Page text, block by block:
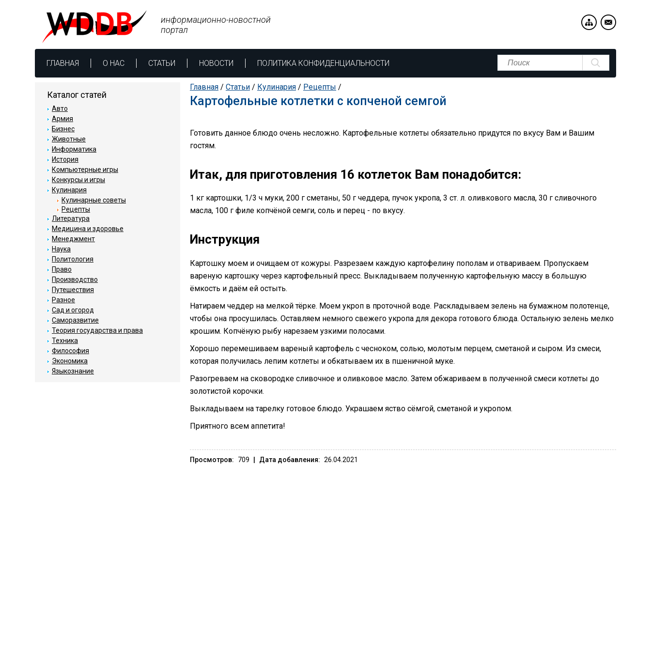
ГЛАВНАЯ О НАС СТАТЬИ НОВОСТИ ПОЛИТИКА КОНФИДЕНЦИАЛЬНОСТИ
информационно-новостной
портал
Главная / Статьи / Кулинария / Рецепты /
Картофельные котлетки с копченой семгой
Готовить данное блюдо очень несложно. Картофельные котлеты обязательно придутся по вкусу Вам и Вашим
гостям.
Итак, для приготовления 16 котлеток Вам понадобится:
1 кг картошки, 1/3 ч муки, 200 г сметаны, 50 г чеддера, пучок укропа, 3 ст. л. оливкового масла, 30 г сливочного
масла, 100 г филе копчёной семги, соль и перец - по вкусу.
Инструкция
Картошку моем и очищаем от кожуры. Разрезаем каждую картофелину пополам и отвариваем. Пропускаем
вареную картошку через картофельный пресс. Выкладываем полученную картофельную массу в большую
ёмкость и даём ей остыть.
Натираем чеддер на мелкой тёрке. Моем укроп в проточной воде. Раскладываем зелень на бумажном полотенце,
чтобы она просушилась. Оставляем немного свежего укропа для декора готового блюда. Остальную зелень мелко
крошим. Копчёную рыбу нарезаем узкими полосами.
Хорошо перемешиваем вареный картофель с чесноком, солью, молотым перцем, сметаной и сыром. Из смеси,
которая получилась лепим котлеты и обкатываем их в пшеничной муке.
Разогреваем на сковородке сливочное и оливковое масло. Затем обжариваем в полученной смеси котлеты до
золотистой корочки.
Выкладываем на тарелку готовое блюдо. Украшаем яство сёмгой, сметаной и укропом.
Приятного всем аппетита!
Просмотров: 709 Дата добавления: 26.04.2021
Каталог статей
Авто
Армия
Бизнес
Животные
Информатика
История
Компьютерные игры
Конкурсы и игры
Кулинария
Кулинарные советы
Рецепты
Литература
Медицина и здоровье
Менеджмент
Наука
Политология
Право
Производство
Путешествия
Разное
Сад и огород
Саморазвитие
Теория государства и права
Техника
Философия
Экономика
Языкознание